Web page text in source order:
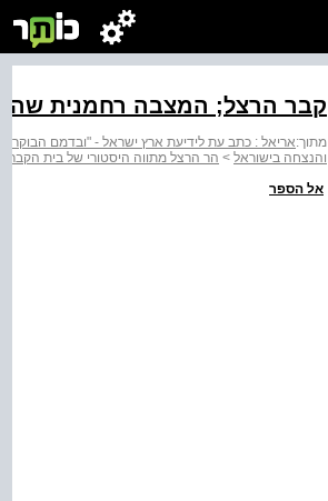
קבר הרצל; המצבה רחמנית
מתוך:אריאל : כתב עת לידיעת ארץ ישראל - "ובדמם הבוקר
והנצחה בישוראל > הר הרצל מתווה היסטורי של בית
אל הספר